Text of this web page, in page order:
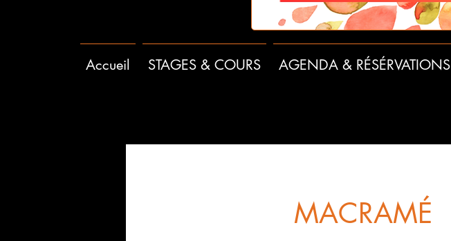
Accueil STAGES & COURS AGENDA & RÉSÉRVATIONS
MACRAMÉ